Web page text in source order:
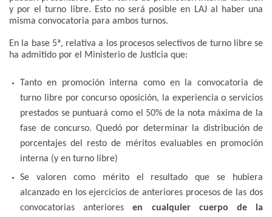
y por el turno libre. Esto no será posible en LAJ al haber una
misma convocatoria para ambos turnos.
En la base 5ª, relativa a los procesos selectivos de turno libre se
ha admitido por el Ministerio de Justicia que:
Tanto en promoción interna como en la convocatoria de
turno libre por concurso oposición, la experiencia o servicios
prestados se puntuará como el 50% de la nota máxima de la
fase de concurso. Quedó por determinar la distribución de
porcentajes del resto de méritos evaluables en promoción
interna (y en turno libre)
Se valoren como mérito el resultado que se hubiera
alcanzado en los ejercicios de anteriores procesos de las dos
convocatorias anterioresen cualquier cuerpo de la